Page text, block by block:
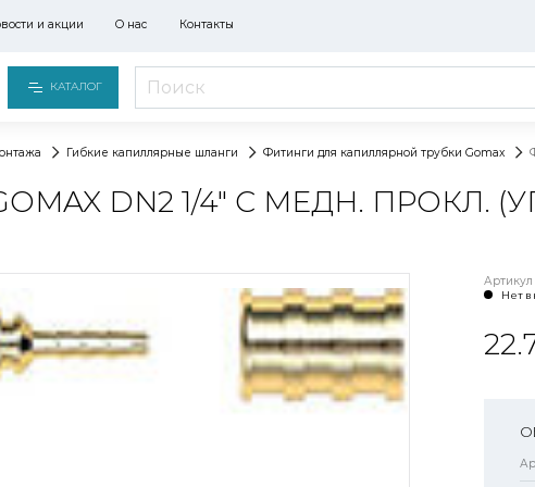
и акции О нас Контакты
КАТАЛОГ
Гибкие капиллярные шланги Фитинги для капиллярной трубки Gomax
DN2 1/4" С МЕДН. ПРОКЛ.
Артикул
Нет в